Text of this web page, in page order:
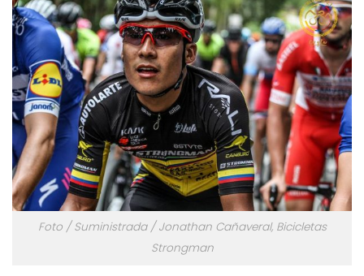
Foto / Suministrada / Jonathan Cañaveral, Bicicletas
Strongman